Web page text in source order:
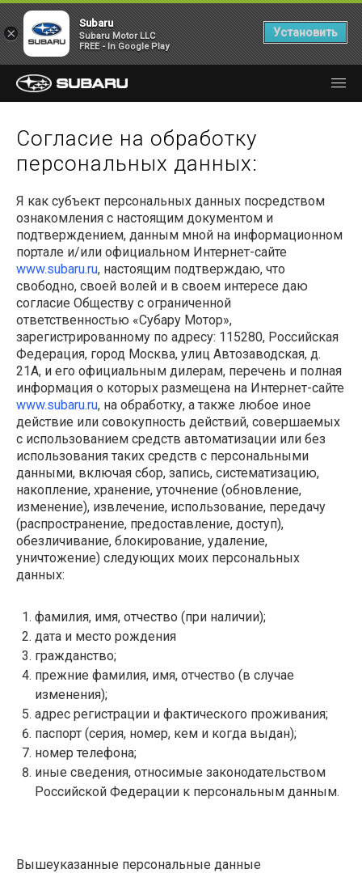
Согласие на обработку
персональных данных:
Я как субъект персональных данных посредством
ознакомления с настоящим документом и
подтверждением, данным мной на информационном
портале и/или официальном Интернет-сайте
www.subaru.ru, настоящим подтверждаю, что
свободно, своей волей и в своем интересе даю
согласие Обществу с ограниченной
ответственностью «Субару Мотор»,
зарегистрированному по адресу: 115280, Российская
Федерация, город Москва, улиц Автозаводская, д.
21А, и его официальным дилерам, перечень и полная
информация о которых размещена на Интернет-сайте
www.subaru.ru, на обработку, а также любое иное
действие или совокупность действий, совершаемых
с использованием средств автоматизации или без
использования таких средств с персональными
данными, включая сбор, запись, систематизацию,
накопление, хранение, уточнение (обновление,
изменение), извлечение, использование, передачу
(распространение, предоставление, доступ),
обезличивание, блокирование, удаление,
уничтожение) следующих моих персональных
данных:
фамилия, имя, отчество (при наличии);
дата и место рождения
гражданство;
прежние фамилия, имя, отчество (в случае
изменения);
адрес регистрации и фактического проживания;
паспорт (серия, номер, кем и когда выдан);
номер телефона;
иные сведения, относимые законодательством
Российской Федерации к персональным данным.
Вышеуказанные персональные данные
×
Subaru
Subaru Motor LLC
FREE - In Google Play
Установить